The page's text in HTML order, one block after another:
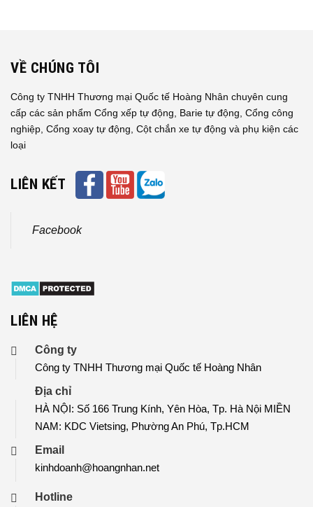
VỀ CHÚNG TÔI
Công ty TNHH Thương mại Quốc tế Hoàng Nhân chuyên cung
cấp các sản phẩm Cổng xếp tự động, Barie tự động, Cổng công
nghiệp, Cổng xoay tự động, Cột chắn xe tự động và phụ kiện các
loại
LIÊN KẾT
Facebook
LIÊN HỆ
Công ty
Công ty TNHH Thương mại Quốc tế Hoàng Nhân
Địa chỉ
HÀ NỘI: Số 166 Trung Kính, Yên Hòa, Tp. Hà Nội MIỀN
NAM: KDC Vietsing, Phường An Phú, Tp.HCM
Email
kinhdoanh@hoangnhan.net
Hotline